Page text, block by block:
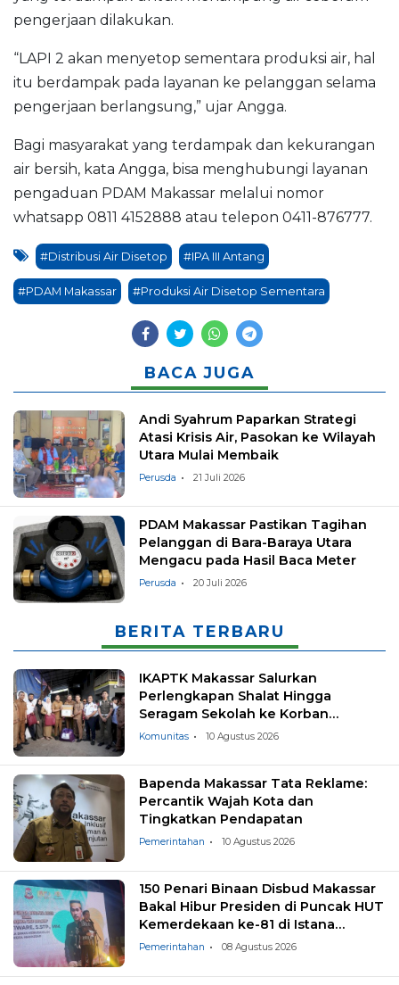
pengerjaan dilakukan.
“LAPI 2 akan menyetop sementara produksi air, hal
itu berdampak pada layanan ke pelanggan selama
pengerjaan berlangsung,” ujar Angga.
Bagi masyarakat yang terdampak dan kekurangan
air bersih, kata Angga, bisa menghubungi layanan
pengaduan PDAM Makassar melalui nomor
whatsapp 0811 4152888 atau telepon 0411-876777.
#Distribusi Air Disetop #IPA III Antang
#PDAM Makassar #Produksi Air Disetop Sementara
BACA JUGA
Andi Syahrum Paparkan Strategi
Atasi Krisis Air, Pasokan ke Wilayah
Utara Mulai Membaik
Perusda 21 Juli 2026
PDAM Makassar Pastikan Tagihan
Pelanggan di Bara-Baraya Utara
Mengacu pada Hasil Baca Meter
Perusda 20 Juli 2026
BERITA TERBARU
IKAPTK Makassar Salurkan
Perlengkapan Shalat Hingga
Seragam Sekolah ke Korban
Kebakaran Tallo
Komunitas 10 Agustus 2026
Bapenda Makassar Tata Reklame:
Percantik Wajah Kota dan
Tingkatkan Pendapatan
Pemerintahan 10 Agustus 2026
150 Penari Binaan Disbud Makassar
Bakal Hibur Presiden di Puncak HUT
Kemerdekaan ke-81 di Istana
Negara
Pemerintahan 08 Agustus 2026